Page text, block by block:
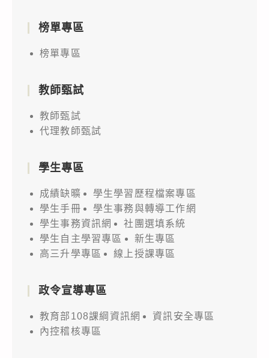
榜單專區
榜單專區
教師甄試
教師甄試
代理教師甄試
學生專區
成績缺曠
學生學習歷程檔案專區
學生手冊
學生事務與轉導工作網
學生事務資訊網
社團選填系統
學生自主學習專區
新生專區
高三升學專區
線上授課專區
政令宣導專區
教育部108課綱資訊網
資訊安全專區
內控稽核專區